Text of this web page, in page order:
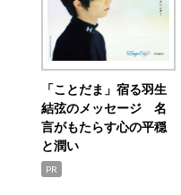
「ことだま」宿る羽生
結弦のメッセージ 名
言がもたらす心の平穏
と潤い
PR